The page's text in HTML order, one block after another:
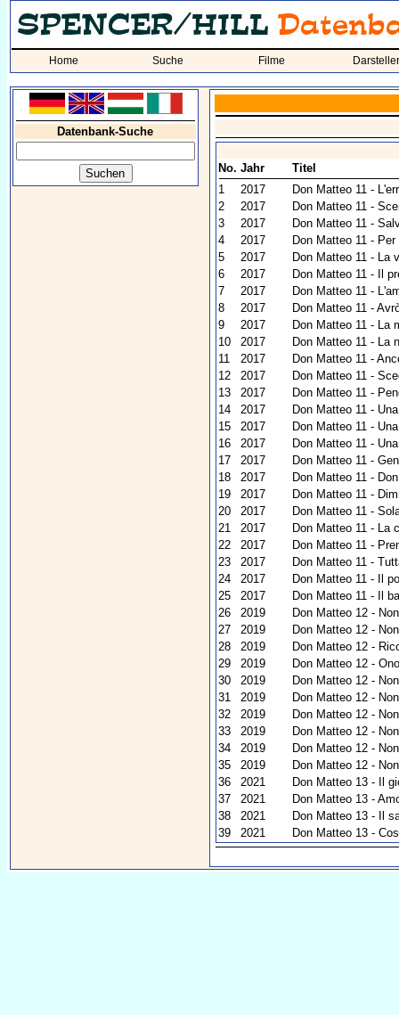
Home Suche Filme Darsteller
Datenbank-Suche
No. Jahr
Titel
1
2017
Don Matteo 11 -
2
2017
Don Matteo 11 -
3
2017
Don Matteo 11 -
4
2017
Don Matteo 11 -
5
2017
Don Matteo 11 - La
6
2017
Don Matteo 11 - Il
7
2017
Don Matteo 11 -
8
2017
Don Matteo 11 -
9
2017
Don Matteo 11 - La
10
2017
Don Matteo 11 - La
11
2017
Don Matteo 11 -
12
2017
Don Matteo 11 -
13
2017
Don Matteo 11 -
14
2017
Don Matteo 11 -
15
2017
Don Matteo 11 -
16
2017
Don Matteo 11 -
17
2017
Don Matteo 11 -
18
2017
Don Matteo 11 -
19
2017
Don Matteo 11 -
20
2017
Don Matteo 11 -
21
2017
Don Matteo 11 - La
22
2017
Don Matteo 11 -
23
2017
Don Matteo 11 -
24
2017
Don Matteo 11 - Il
25
2017
Don Matteo 11 - Il
26
2019
Don Matteo 12 -
27
2019
Don Matteo 12 -
28
2019
Don Matteo 12 -
29
2019
Don Matteo 12 -
30
2019
Don Matteo 12 -
31
2019
Don Matteo 12 -
32
2019
Don Matteo 12 -
33
2019
Don Matteo 12 -
34
2019
Don Matteo 12 -
35
2019
Don Matteo 12 -
36
2021
Don Matteo 13 - Il
37
2021
Don Matteo 13 -
38
2021
Don Matteo 13 - Il
39
2021 Don Matteo 13 -